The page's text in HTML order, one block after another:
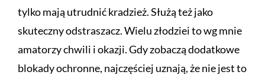
tylko mają utrudnić kradzież. Służą też jako
skuteczny odstraszacz. Wielu złodziei to wg mnie
amatorzy chwili i okazji. Gdy zobaczą dodatkowe
blokady ochronne, najczęściej uznają, że nie jest to